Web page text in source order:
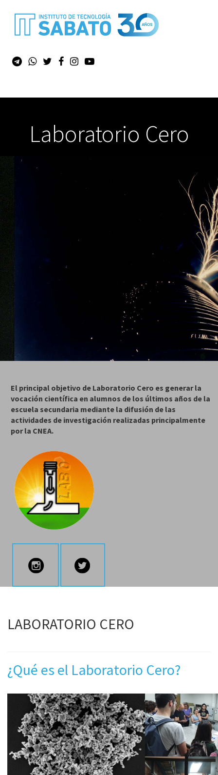
Laboratorio Cero
El principal objetivo de Laboratorio Cero es generar la
vocación científica en alumnos de los últimos años de la
escuela secundaria mediante la difusión de las
actividades de investigación realizadas principalmente
por la CNEA.
LABORATORIO CERO
¿Qué es el Laboratorio Cero?